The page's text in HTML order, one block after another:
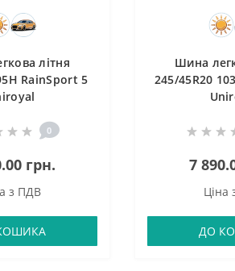
літня
RainSport 5
0
грн.
з ПДВ
Шина
245/45R20
7
Ціна
ДО